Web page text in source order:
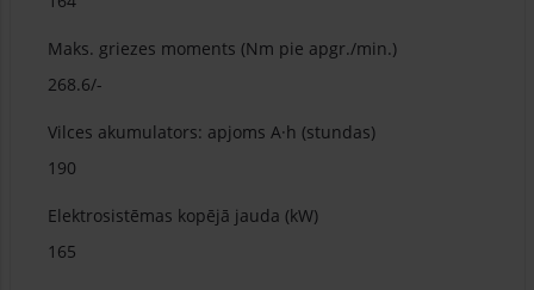
Maks. griezes moments (Nm pie apgr./min.)
268.6/-
Vilces akumulators: apjoms A·h (stundas)
190
Elektrosistēmas kopējā jauda (kW)
165